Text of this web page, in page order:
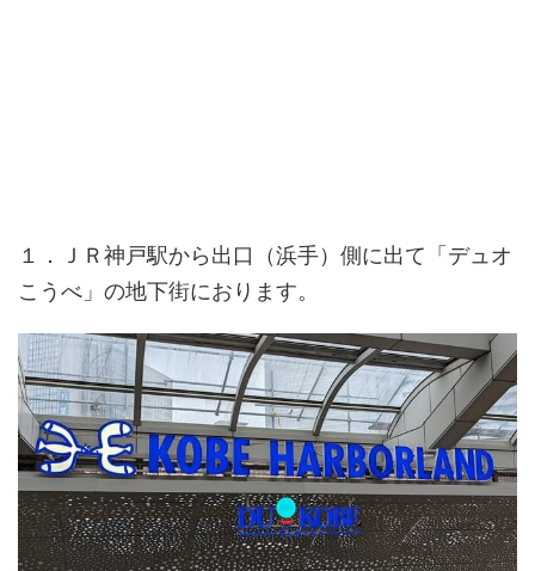
１．ＪＲ神戸駅から出口（浜手）側に出て「デュオ
こうべ」の地下街におります。